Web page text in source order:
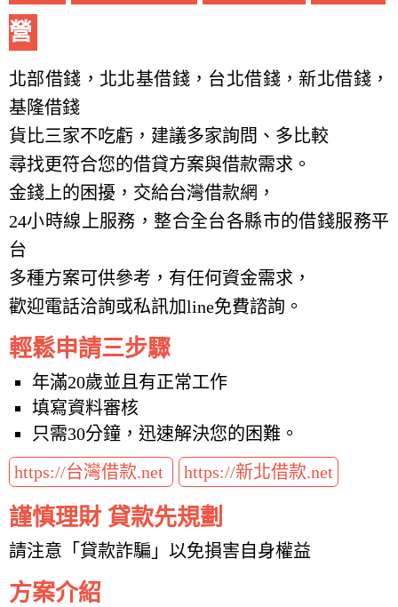
營
北部借錢，北北基借錢，台北借錢，新北借錢，
基隆借錢
貨比三家不吃虧，建議多家詢問、多比較
尋找更符合您的借貸方案與借款需求。
金錢上的困擾，交給台灣借款網，
24小時線上服務，整合全台各縣市的借錢服務平
台
多種方案可供參考，有任何資金需求，
歡迎電話洽詢或私訊加line免費諮詢。
輕鬆申請三步驟
年滿20歲並且有正常工作
填寫資料審核
只需30分鐘，迅速解決您的困難。
https://台灣借款.net
https://新北借款.net
謹慎理財 貸款先規劃
請注意「貸款詐騙」以免損害自身權益
方案介紹